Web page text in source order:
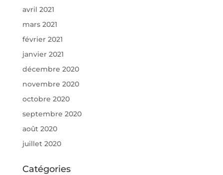
avril 2021
mars 2021
février 2021
janvier 2021
décembre 2020
novembre 2020
octobre 2020
septembre 2020
août 2020
juillet 2020
Catégories